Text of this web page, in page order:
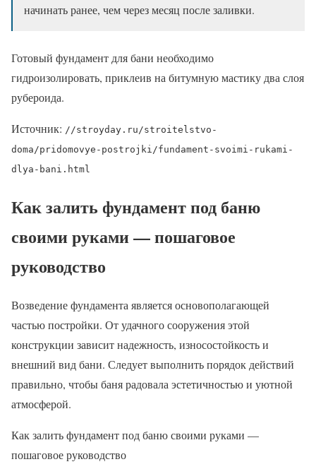
начинать ранее, чем через месяц после заливки.
Готовый фундамент для бани необходимо
гидроизолировать, приклеив на битумную мастику два слоя
рубероида.
Источник: //stroyday.ru/stroitelstvo-
doma/pridomovye-postrojki/fundament-svoimi-rukami-
dlya-bani.html
Как залить фундамент под баню
своими руками — пошаговое
руководство
Возведение фундамента является основополагающей
частью постройки. От удачного сооружения этой
конструкции зависит надежность, износостойкость и
внешний вид бани. Следует выполнить порядок действий
правильно, чтобы баня радовала эстетичностью и уютной
атмосферой.
Как залить фундамент под баню своими руками —
пошаговое руководство